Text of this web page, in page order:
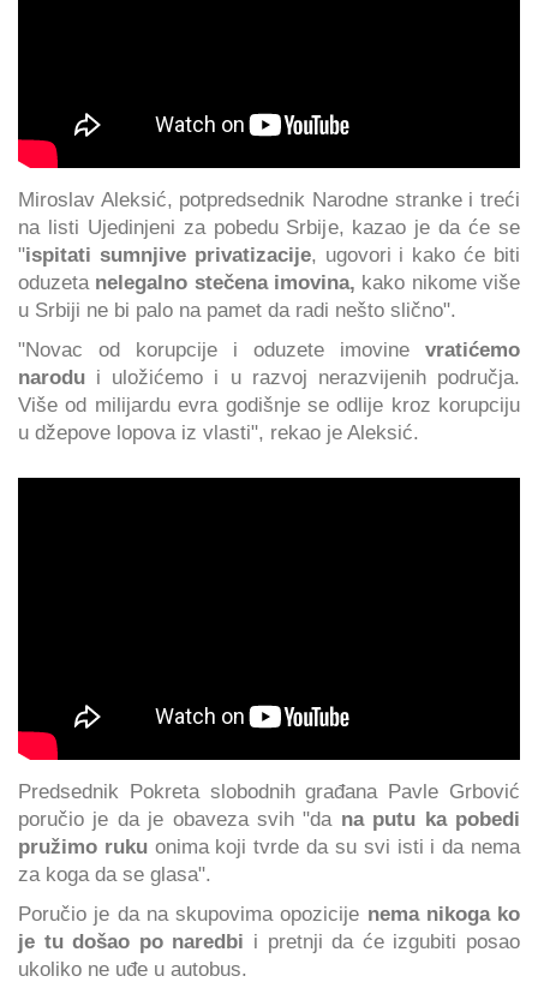
Miroslav Aleksić, potpredsednik Narodne stranke i treći
na listi Ujedinjeni za pobedu Srbije, kazao je da će se
"ispitati sumnjive privatizacije, ugovori i kako će biti
oduzeta nelegalno stečena imovina, kako nikome više
u Srbiji ne bi palo na pamet da radi nešto slično".
"Novac od korupcije i oduzete imovine vratićemo
narodu i uložićemo i u razvoj nerazvijenih područja.
Više od milijardu evra godišnje se odlije kroz korupciju
u džepove lopova iz vlasti", rekao je Aleksić.
Predsednik Pokreta slobodnih građana Pavle Grbović
poručio je da je obaveza svih "da na putu ka pobedi
pružimo rukuonima koji tvrde da su svi isti i da nema
za koga da se glasa".
Poručio je da na skupovima opozicije nema nikoga ko
je tu došao po naredbi i pretnji da će izgubiti posao
ukoliko ne uđe u autobus.